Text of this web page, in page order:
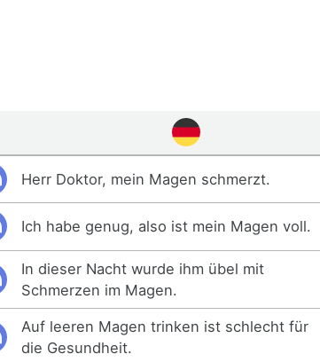
Herr Doktor, mein Magen schmerzt.
Ich habe genug, also ist mein Magen voll.
In dieser Nacht wurde ihm übel mit
Schmerzen im Magen.
Auf leeren Magen trinken ist schlecht für
die Gesundheit.